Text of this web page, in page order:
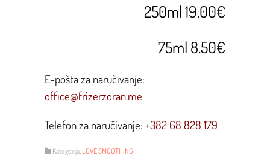
250ml 19.00€
75ml 8.50€
E-pošta za naručivanje:
office@frizerzoran.me
Telefon za naručivanje: +382 68 828 179
Kategorija: LOVE SMOOTHING